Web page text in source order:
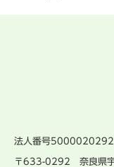
法人番号
〒633-0292 奈良県宇